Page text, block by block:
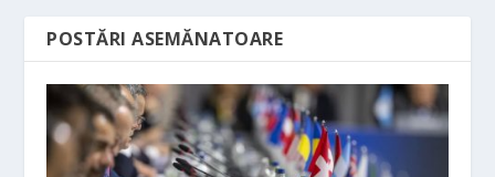
POSTĂRI ASEMĂNATOARE